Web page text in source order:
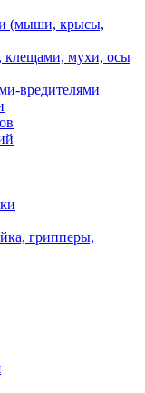
(мыши, крысы,
клещами, мухи, осы
вредителями
грипперы,